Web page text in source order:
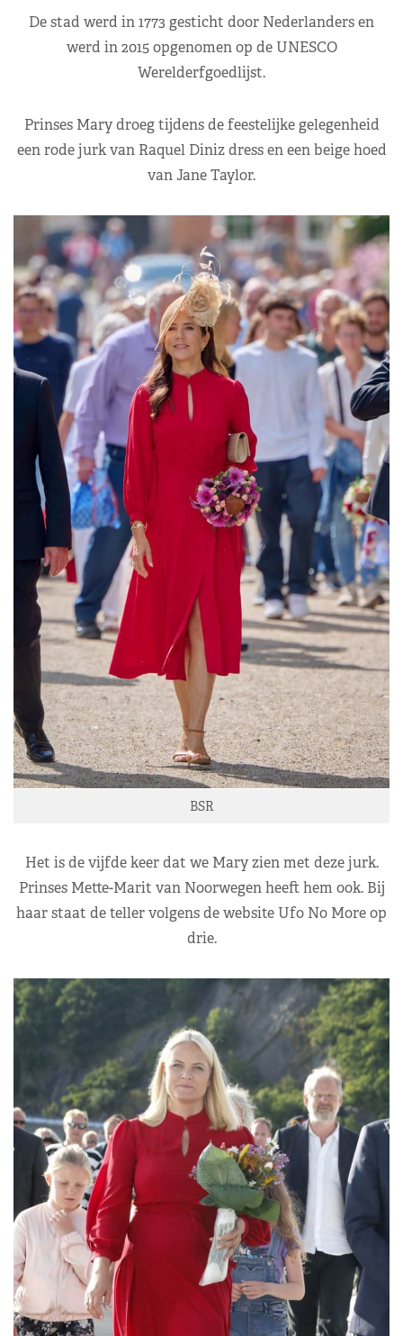
De stad werd in 1773 gesticht door Nederlanders en
werd in 2015 opgenomen op de UNESCO
Werelderfgoedlijst.
Prinses Mary droeg tijdens de feestelijke gelegenheid
een rode jurk van Raquel Diniz dress en een beige hoed
van Jane Taylor.
BSR
Het is de vijfde keer dat we Mary zien met deze jurk.
Prinses Mette-Marit van Noorwegen heeft hem ook. Bij
haar staat de teller volgens de website Ufo No More op
drie.